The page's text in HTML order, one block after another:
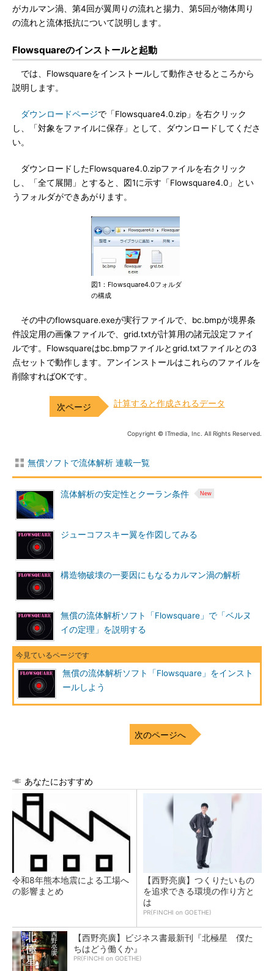
がカルマン渦、第4回が翼周りの流れと揚力、第5回が物体周り
の流れと流体抵抗について説明します。
Flowsquareのインストールと起動
では、Flowsquareをインストールして動作させるところから
説明します。
ダウンロードページで「Flowsquare4.0.zip」を右クリック
し、「対象をファイルに保存」として、ダウンロードしてくださ
い。
ダウンロードしたFlowsquare4.0.zipファイルを右クリック
し、「全て展開」とすると、図1に示す「Flowsquare4.0」とい
うフォルダができあがります。
図1：Flowsquare4.0フォルダ
の構成
その中のflowsquare.exeが実行ファイルで、bc.bmpが境界条
件設定用の画像ファイルで、grid.txtが計算用の諸元設定ファイ
ルです。Flowsquareはbc.bmpファイルとgrid.txtファイルとの3
点セットで動作します。アンインストールはこれらのファイルを
削除すればOKです。
計算すると作成されるデータ
Copyright © ITmedia, Inc. All Rights Reserved.
無償ソフトで流体解析 連載一覧
流体解析の安定性とクーラン条件
ジューコフスキー翼を作図してみる
構造物破壊の一要因にもなるカルマン渦の解析
無償の流体解析ソフト「Flowsquare」で「ベルヌ
イの定理」を説明する
無償の流体解析ソフト「Flowsquare」をインスト
ールしよう
次のページへ
あなたにおすすめ
令和8年熊本地震による工場へ
の影響まとめ
【西野亮廣】つくりたいもの
を追求できる環境の作り方と
は
PR(FINCHI on GOETHE)
【西野亮廣】ビジネス書最新刊『北極星 僕た
ちはどう働くか』
PR(FINCHI on GOETHE)